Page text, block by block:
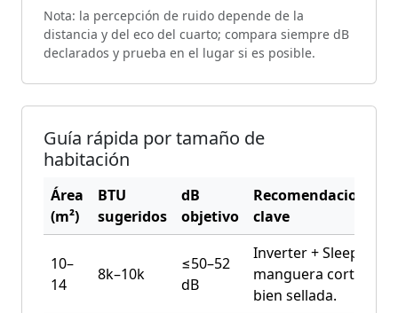
Nota: la percepción de ruido depende de la
distancia y del eco del cuarto; compara siempre dB
declarados y prueba en el lugar si es posible.
Guía rápida por tamaño de
habitación
Área
(m²)
BTU
sugeridos
dB
objetivo
Recomendaciones
clave
10–
14
8k–10k
≤50–52
dB
Inverter + Sleep,
manguera corta y
bien sellada.